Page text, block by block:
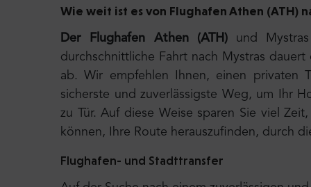
Wie weit ist es von Flughafen Athen (ATH)
Der Flughafen Athen (ATH)und Mystras
durchschnittliche Fahrt nach Mystras
ab. Wir empfehlen Ihnen, einen privaten
sicherste und zuverlässigste Weg, um Ihr
zu Tür. Auf diese Weise sparen Sie viel
können, Ihre Route herauszufinden, durch
Flughafen- und Stadttransfer